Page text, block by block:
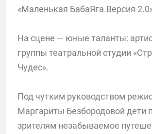
«Маленькая БабаЯга.Версия
На сцене — юные таланты:
группы театральной студии
Чудес».
Под чутким руководством
Маргариты Безбородовой дети
зрителям незабываемое